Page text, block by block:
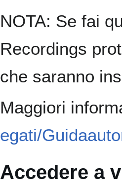
NOTA: Se fai
Recordings
che saranno
Maggiori
egati/
Accedere a